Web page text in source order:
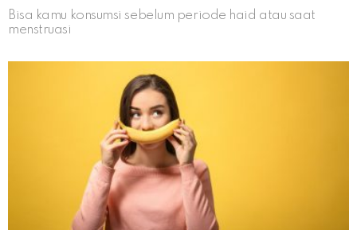
Bisa kamu konsumsi sebelum periode haid atau saat
menstruasi